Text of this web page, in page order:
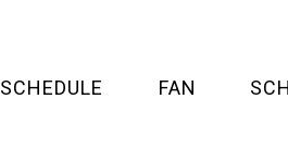
SCHEDULE FAN